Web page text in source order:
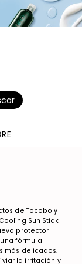
de Tocobo y
Sun Stick
protector
fórmula
más delicados.
la irritación y